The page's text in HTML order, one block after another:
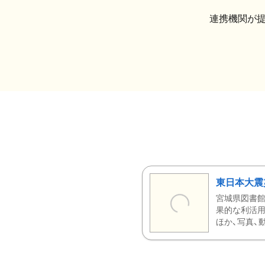
連携機関が
東日本大
宮城県図書
果的な利活
ほか、写真、